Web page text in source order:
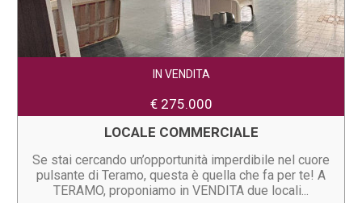
IN VENDITA
€ 275.000
LOCALE COMMERCIALE
Se stai cercando un’opportunità imperdibile nel cuore
pulsante di Teramo, questa è quella che fa per te! A
TERAMO, proponiamo in VENDITA due locali...